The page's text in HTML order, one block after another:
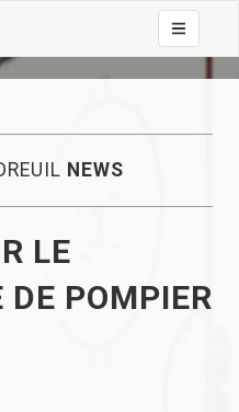
Toggle
NEWS
LE
DE POMPIER